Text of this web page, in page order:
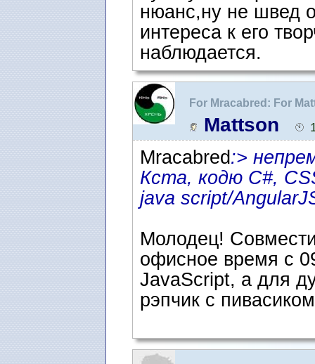
нюанс,ну не швед
интереса к его
наблюдается.
For Mracabred: For
рецензию" как
Mattson
Mracabred:>
Кста, кодю C#,
java script/
Молодец!
офисное время с
JavaScript, а для
рэпчик с